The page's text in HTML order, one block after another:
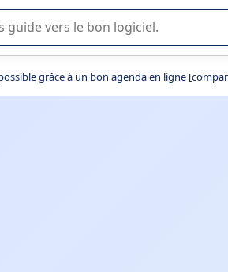
ou la sélection de logiciel SaaS en
grâce à un bon agenda en ligne